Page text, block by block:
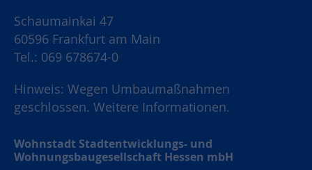
Schaumainkai 47
60596 Frankfurt am Main
Tel.: 069 678674-0
Hinweis: Wegen Umbaumaßnahmen
geschlossen. Weitere Informationen.
Wohnstadt Stadtentwicklungs- und
Wohnungsbaugesellschaft Hessen mbH